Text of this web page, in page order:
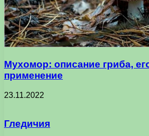
Мухомор: описание гриба,
применение
23.11.2022
Гледичия